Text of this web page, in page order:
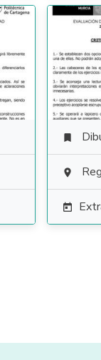


